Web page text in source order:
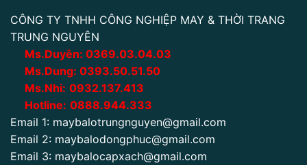
CÔNG TY TNHH CÔNG NGHIỆP MAY & THỜI TRANG
TRUNG NGUYÊN
Ms.Duyên: 0369.03.04.03
Ms.Dung: 0393.50.51.50
Ms.Nhi: 0932.137.413
Hotline: 0888.944.333
Email 1: maybalotrungnguyen@gmail.com
Email 2: maybalodongphuc@gmail.com
Email 3: maybalocapxach@gmail.com